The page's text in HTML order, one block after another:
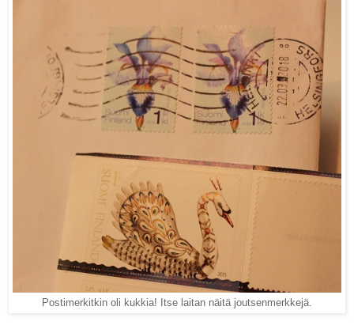
Postimerkitkin oli kukkia! Itse laitan näitä joutsenmerkkejä.